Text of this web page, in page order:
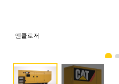
엔클로저